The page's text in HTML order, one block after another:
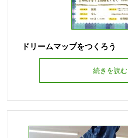
ドリームマップをつくろう
続きを読む